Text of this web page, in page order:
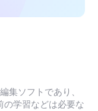
集ソフトであり、
の学習などは必要な